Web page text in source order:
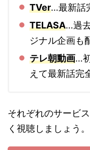
TVer…最新話
TELASA…過
ジナル企画も
テレ朝動画…
えて最新話完
それぞれのサービ
く視聴しましょう。